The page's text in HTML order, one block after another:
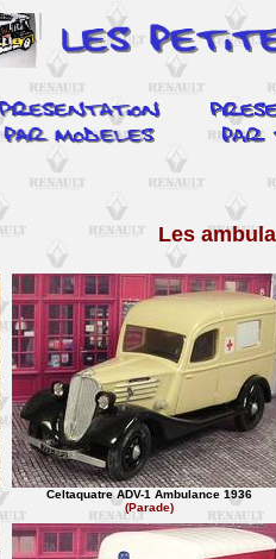
Les
Celtaquatre ADV-1 Ambulance 1936
(Parade)